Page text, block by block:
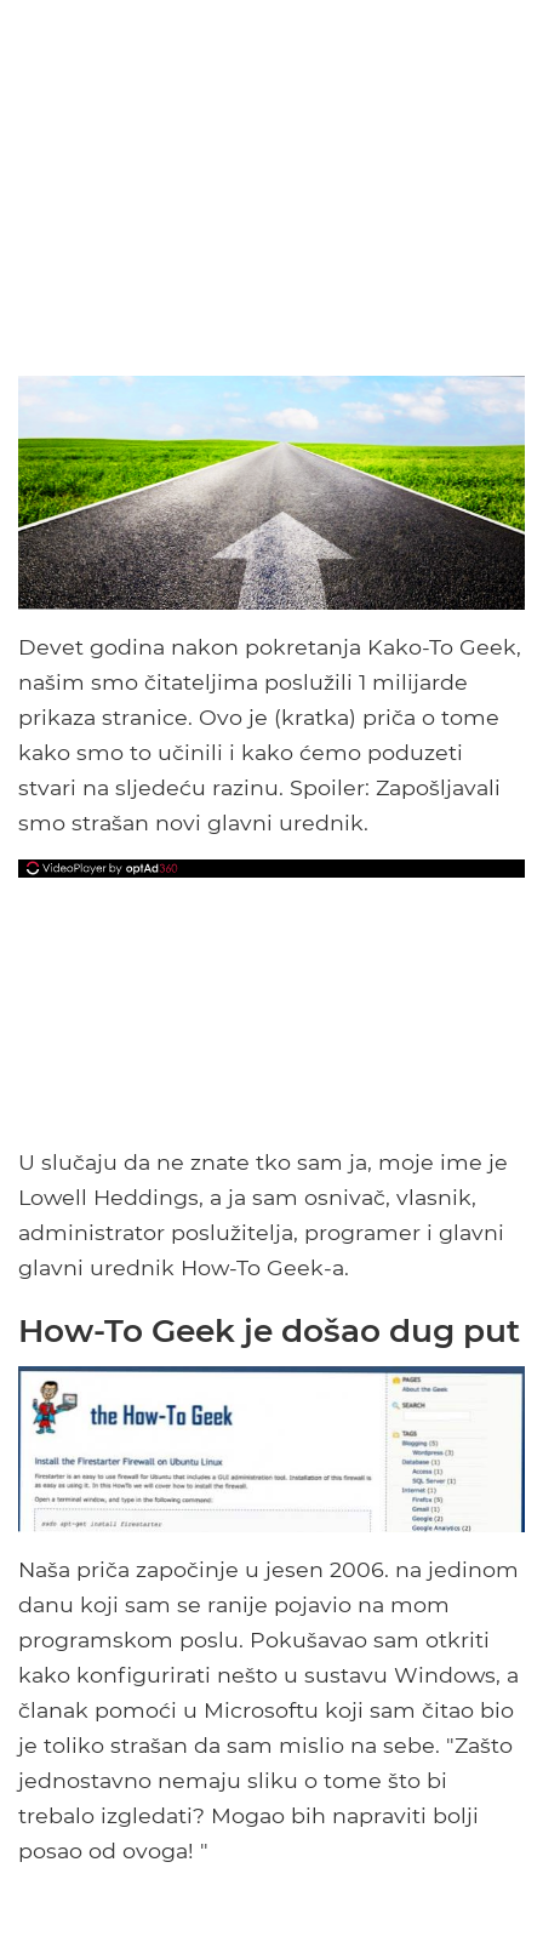
Devet godina nakon pokretanja Kako-To Geek,
našim smo čitateljima poslužili 1 milijarde
prikaza stranice. Ovo je (kratka) priča o tome
kako smo to učinili i kako ćemo poduzeti
stvari na sljedeću razinu. Spoiler: Zapošljavali
smo strašan novi glavni urednik.
U slučaju da ne znate tko sam ja, moje ime je
Lowell Heddings, a ja sam osnivač, vlasnik,
administrator poslužitelja, programer i glavni
glavni urednik How-To Geek-a.
How-To Geek je došao dug put
Naša priča započinje u jesen 2006. na jedinom
danu koji sam se ranije pojavio na mom
programskom poslu. Pokušavao sam otkriti
kako konfigurirati nešto u sustavu Windows, a
članak pomoći u Microsoftu koji sam čitao bio
je toliko strašan da sam mislio na sebe. "Zašto
jednostavno nemaju sliku o tome što bi
trebalo izgledati? Mogao bih napraviti bolji
posao od ovoga! "